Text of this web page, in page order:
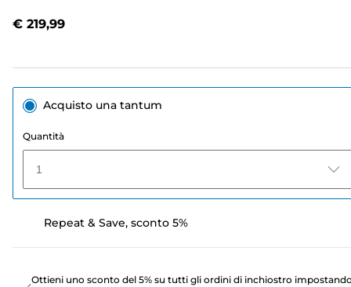
€ 219,99
Acquisto una tantum
Quantità
1
Repeat & Save, sconto 5%
Ottieni uno sconto del 5% su tutti gli ordini di inchiostro